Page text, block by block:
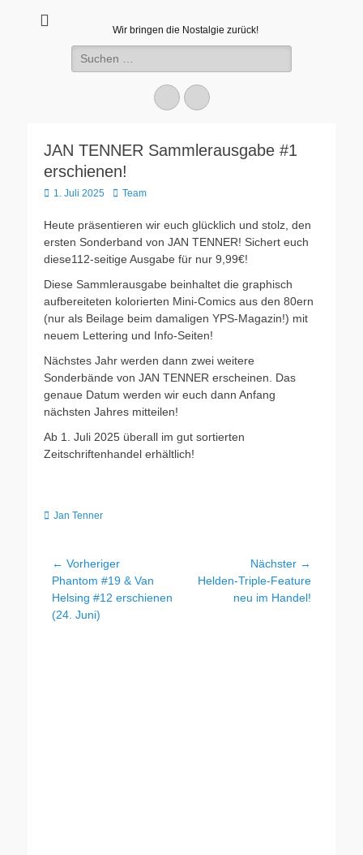
Wir bringen die Nostalgie zurück!
Suchen
nach:
Facebook
JAN TENNER Sammlerausgabe #1
erschienen!
Veröffentlicht
1. Juli 2025 Autor
Team
Heute präsentieren wir euch glücklich und stolz, den
ersten Sonderband von JAN TENNER! Sichert euch
diese112-seitige Ausgabe für nur 9,99€!
Diese Sammlerausgabe beinhaltet die graphisch
aufbereiteten kolorierten Mini-Comics aus den 80ern
(nur als Beilage beim damaligen YPS-Magazin!) mit
neuem Lettering und Info-Seiten!
Nächstes Jahr werden dann zwei weitere
Sonderbände von JAN TENNER erscheinen. Das
genaue Datum werden wir euch dann Anfang
nächsten Jahres mitteilen!
Ab 1. Juli 2025 überall im gut sortierten
Zeitschriftenhandel erhältlich!
Kategorien
Jan Tenner
Beitragsnavigation
← Vorheriger
Vorheriger
Beitrag:
Phantom #19 & Van
Helsing #12 erschienen
(24. Juni)
Nächster →
Nächster
Helden-Triple-Feature
neu im Handel!